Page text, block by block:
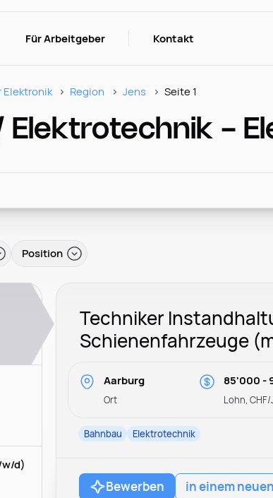
Für Arbeitgeber Kontakt
Region Jens Seite 1
Elektrotechnik -
Position
d)
Techniker
Schienenfahrzeuge
Aarburg
Ort
85'000 -
Lohn,
Bahnbau Elektrotechnik
Bewerben in einem